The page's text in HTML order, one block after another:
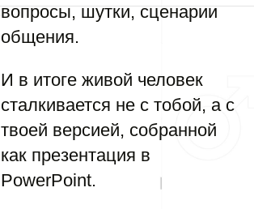
вопросы, шутки, сценарии
общения.
И в итоге живой человек
сталкивается не с тобой, а с
твоей версией, собранной
как презентация в
PowerPoint.